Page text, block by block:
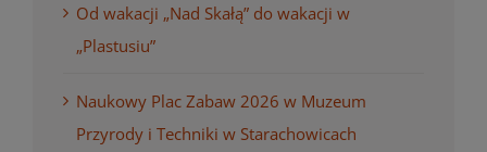
Od wakacji „Nad Skałą” do wakacji w
„Plastusiu”
Naukowy Plac Zabaw 2026 w Muzeum
Przyrody i Techniki w Starachowicach